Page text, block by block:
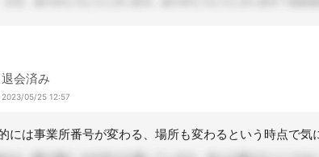
退会済み
2023/05/25 12:57